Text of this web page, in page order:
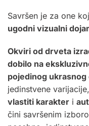
Savršen je za one
ugodni vizualni
Okviri od drveta
dobilo na
pojedinog ukrasnog
jedinstvene
vlastiti karakter i
čini savršenim